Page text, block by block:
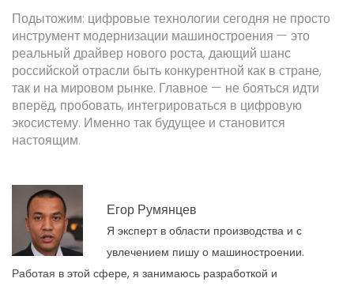
Подытожим: цифровые технологии сегодня не просто
инструмент модернизации машиностроения — это
реальный драйвер нового роста, дающий шанс
российской отрасли быть конкурентной как в стране,
так и на мировом рынке. Главное — не бояться идти
вперёд, пробовать, интегрироваться в цифровую
экосистему. Именно так будущее и становится
настоящим.
Егор Румянцев
Я эксперт в области производства и с
увлечением пишу о машиностроении.
Работая в этой сфере, я занимаюсь разработкой и